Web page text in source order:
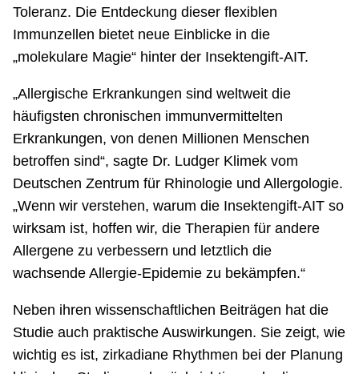
Toleranz. Die Entdeckung dieser flexiblen
Immunzellen bietet neue Einblicke in die
„molekulare Magie“ hinter der Insektengift-AIT.
„Allergische Erkrankungen sind weltweit die
häufigsten chronischen immunvermittelten
Erkrankungen, von denen Millionen Menschen
betroffen sind“, sagte Dr. Ludger Klimek vom
Deutschen Zentrum für Rhinologie und Allergologie.
„Wenn wir verstehen, warum die Insektengift-AIT so
wirksam ist, hoffen wir, die Therapien für andere
Allergene zu verbessern und letztlich die
wachsende Allergie-Epidemie zu bekämpfen.“
Neben ihren wissenschaftlichen Beiträgen hat die
Studie auch praktische Auswirkungen. Sie zeigt, wie
wichtig es ist, zirkadiane Rhythmen bei der Planung